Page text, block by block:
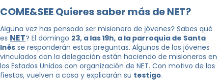
COME&SEE Quieres saber más de NET?
Alguna vez has pensado ser misionero de jóvenes? Sabes qué
es NET? El domingo 23, a las 19h, a la parroquia de Santa
Inés se responderán estas preguntas. Algunos de los jóvenes
vinculados con la delegación están haciendo de misioneros en
los Estados Unidos con organización de NET. Con motivo de las
fiestas, vuelven a casa y explicarán su testigo.